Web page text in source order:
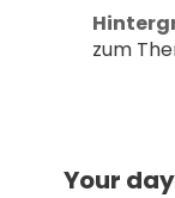
zum
Your